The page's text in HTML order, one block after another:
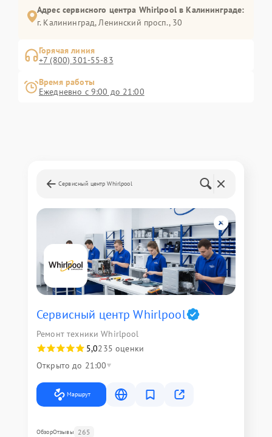
Адрес сервисного центра Whirlpool в Калининграде:
г. Калининград, Ленинский просп., 30
Горячая линия
+7 (800) 301-55-83
Время работы
Ежедневно с 9:00 до 21:00
Сервисный центр Whirlpool
Сервисный центр Whirlpool
Ремонт техники Whirlpool
5,0235 оценки
Открыто до 21:00
Маршрут
ОбзорОтзывы 265